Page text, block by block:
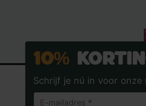
10%
Schrijf je nú in voor onze